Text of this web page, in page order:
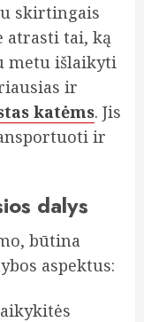
skirtingais
atrasti tai, ką
metu išlaikyti
ir
katėms. Jis
ir
dalys
būtina
aspektus: